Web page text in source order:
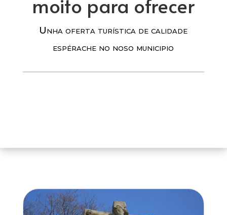
Unha oferta turística de calidade
espérache no noso municipio